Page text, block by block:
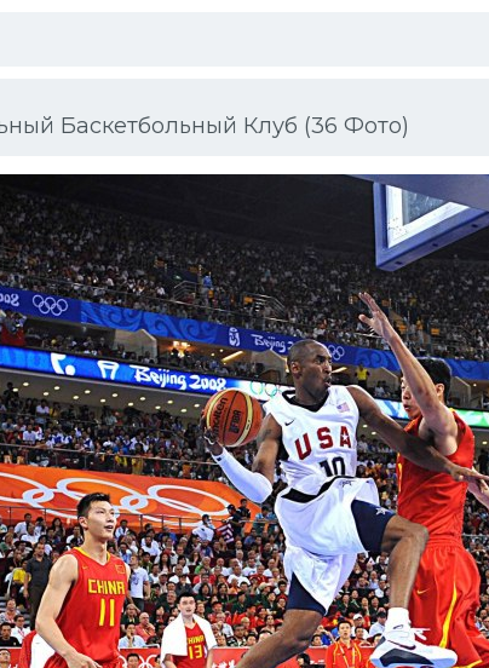
Баскетбольный Клуб (36 Фото)